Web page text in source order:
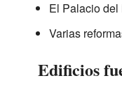
El Palacio del
Varias
Edificios